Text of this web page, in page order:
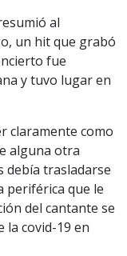
al
un hit que grabó
fue
y tuvo lugar en
claramente como
alguna otra
debía trasladarse
periférica que le
del cantante se
la covid-19 en